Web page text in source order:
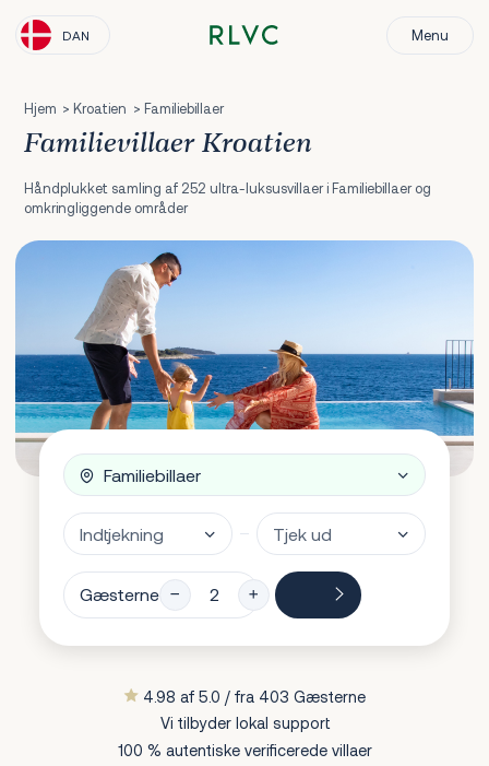
DAN Menu
Hjem Kroatien Familiebillaer
Familievillaer Kroatien
Håndplukket samling af 252 ultra-luksusvillaer i Familiebillaer og
omkringliggende områder
Gæsterne
4.98 af 5.0 / fra 403 Gæsterne
Vi tilbyder lokal support
100 % autentiske verificerede villaer